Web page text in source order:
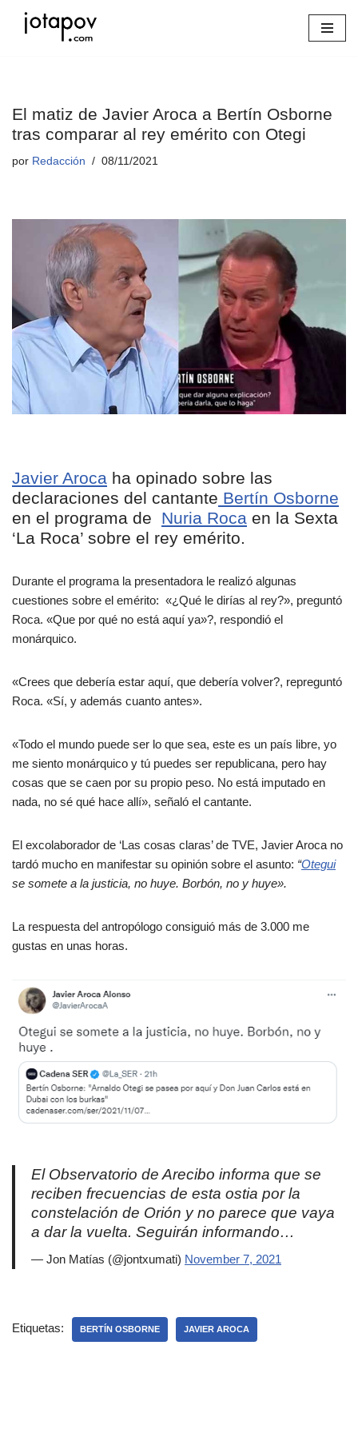
El matiz de Javier Aroca a Bertín Osborne
tras comparar al rey emérito con Otegi
por Redacción 08/11/2021
Javier Aroca ha opinado sobre las
declaraciones del cantante Bertín Osborne
en el programa de Nuria Roca en la Sexta
‘La Roca’ sobre el rey emérito.
Durante el programa la presentadora le realizó algunas
cuestiones sobre el emérito: «¿Qué le dirías al rey?», preguntó
Roca. «Que por qué no está aquí ya»?, respondió el
monárquico.
«Crees que debería estar aquí, que debería volver?, repreguntó
Roca. «Sí, y además cuanto antes».
«Todo el mundo puede ser lo que sea, este es un país libre, yo
me siento monárquico y tú puedes ser republicana, pero hay
cosas que se caen por su propio peso. No está imputado en
nada, no sé qué hace allí», señaló el cantante.
El excolaborador de ‘Las cosas claras’ de TVE, Javier Aroca no
tardó mucho en manifestar su opinión sobre el asunto: “Otegui
se somete a la justicia, no huye. Borbón, no y huye».
La respuesta del antropólogo consiguió más de 3.000 me
gustas en unas horas.
El Observatorio de Arecibo informa que se
reciben frecuencias de esta ostia por la
constelación de Orión y no parece que vaya
a dar la vuelta. Seguirán informando…
— Jon Matías (@jontxumati) November 7, 2021
Etiquetas: BERTÍN OSBORNE JAVIER AROCA